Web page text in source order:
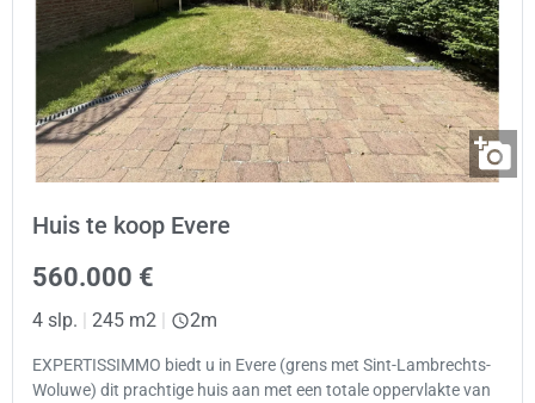
Huis te koop Evere
560.000 €
4 slp. | 245 m2 | 2m
EXPERTISSIMMO biedt u in Evere (grens met Sint-Lambrechts-
Woluwe) dit prachtige huis aan met een totale oppervlakte van